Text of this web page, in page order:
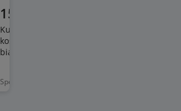
Sponsorowane
15
Kurka Wielkanocna do
koszyczka na szydełku
biała handmade